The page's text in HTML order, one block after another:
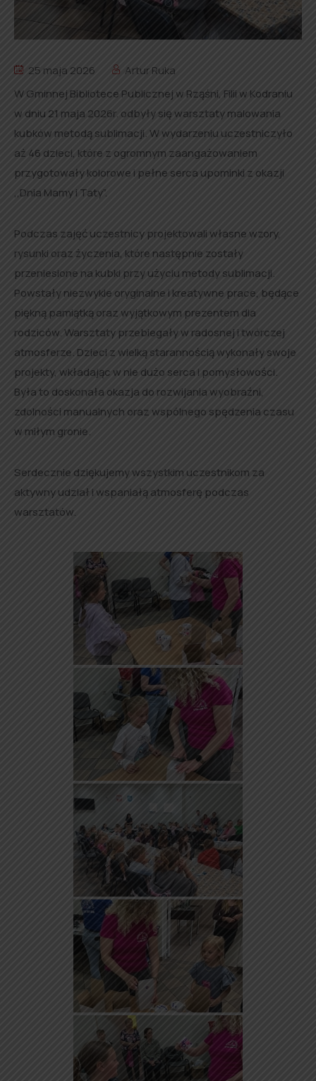
25 maja 2026
Artur Ruka
W Gminnej Bibliotece Publicznej w Rząśni, Filii w Kodraniu
w dniu 21 maja 2026r. odbyły się warsztaty malowania
kubków metodą sublimacji. W wydarzeniu uczestniczyło
aż 46 dzieci, które z ogromnym zaangażowaniem
przygotowały kolorowe i pełne serca upominki z okazji
,,Dnia Mamy i Taty”.
Podczas zajęć uczestnicy projektowali własne wzory,
rysunki oraz życzenia, które następnie zostały
przeniesione na kubki przy użyciu metody sublimacji.
Powstały niezwykle oryginalne i kreatywne prace, będące
piękną pamiątką oraz wyjątkowym prezentem dla
rodziców. Warsztaty przebiegały w radosnej i twórczej
atmosferze. Dzieci z wielką starannością wykonały swoje
projekty, wkładając w nie dużo serca i pomysłowości.
Była to doskonała okazja do rozwijania wyobraźni,
zdolności manualnych oraz wspólnego spędzenia czasu
w miłym gronie.
Serdecznie dziękujemy wszystkim uczestnikom za
aktywny udział i wspaniałą atmosferę podczas
warsztatów.